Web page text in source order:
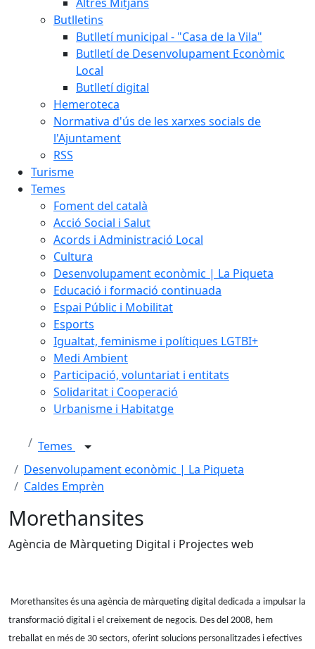
Butlletins
Butlletí municipal - "Casa de la Vila"
Butlletí de Desenvolupament Econòmic
Local
Butlletí digital
Hemeroteca
Normativa d'ús de les xarxes socials de
l'Ajuntament
RSS
Turisme
Temes
Foment del català
Acció Social i Salut
Acords i Administració Local
Cultura
Desenvolupament econòmic | La Piqueta
Educació i formació continuada
Espai Públic i Mobilitat
Esports
Igualtat, feminisme i polítiques LGTBI+
Medi Ambient
Participació, voluntariat i entitats
Solidaritat i Cooperació
Urbanisme i Habitatge
Temes
Desenvolupament econòmic | La Piqueta
Caldes Emprèn
Morethansites
Agència de Màrqueting Digital i Projectes web
Morethansites és una agència de màrqueting digital dedicada a impulsar la
transformació digital i el creixement de negocis. Des del 2008, hem
treballat en més de 30 sectors, oferint solucions personalitzades i efectives